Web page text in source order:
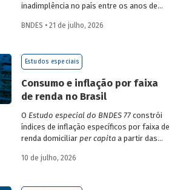
inadimplência no país entre os anos de
analíticos complementares: o porte da
econômica.
BNDES • 21 de julho, 2026
Estudos especiais
Consumo e inflação por faixa
de renda no Brasil
O Estudo especial do BNDES 77constrói
índices de inflação específicos por faixa de
renda domiciliar per capitaa partir das
associadas às variações de preços dos
ainda os microdados da Pnad Contínua
10 de julho, 2026